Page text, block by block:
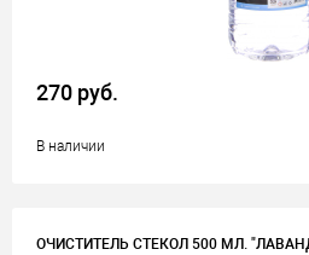
270 руб.
В наличии
ОЧИСТИТЕЛЬ СТЕКОЛ 500 МЛ.